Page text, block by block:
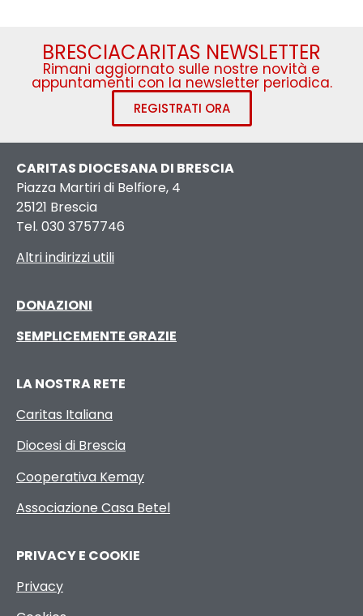
BRESCIACARITAS NEWSLETTER
Rimani aggiornato sulle nostre novità e
appuntamenti con la newsletter periodica.
REGISTRATI ORA
CARITAS DIOCESANA DI BRESCIA
Piazza Martiri di Belfiore, 4
25121 Brescia
Tel. 030 3757746
Altri indirizzi utili
DONAZIONI
SEMPLICEMENTE GRAZIE
LA NOSTRA RETE
Caritas Italiana
Diocesi di Brescia
Cooperativa Kemay
Associazione Casa Betel
PRIVACY E COOKIE
Privacy